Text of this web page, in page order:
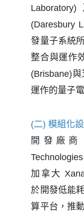
(Daresbury
發量子系統
整合與運作
(Brisbane)
運作的量子
(二) 模組化
開發廠商
Technologies
加拿大
於開發低能
算平台，推